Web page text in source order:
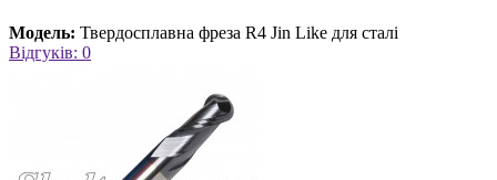
Модель: Твердосплавна фреза R4 Jin Like для сталі
Відгуків: 0